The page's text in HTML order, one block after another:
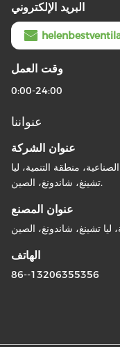
البريد الإلكتروني
وقت العمل
0:00-24:00
عنواننا
عنوان الشركة
منطقة التنمية، ليا
تشينغ، شاندونغ، الصين.
عنوان المصنع
الهاتف
86--13206355356